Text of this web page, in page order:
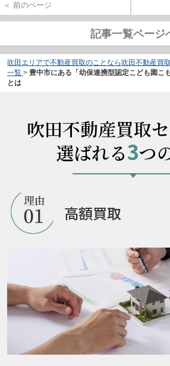
＜ 前のページ
記事一覧ページ
吹田エリアで不動産買取のことなら吹田不動産買
一覧 > 豊中市にある「幼保連携型認定こども園こ
とは
吹田不動産買取
選ばれる3つ
高額買取